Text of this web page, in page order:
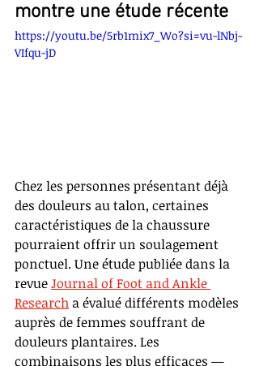
montre une étude récente
https://youtu.be/5rb1mix7_Wo?si=vu-lNbj-
VIfqu-jD
Chez les personnes présentant déjà
des douleurs au talon, certaines
caractéristiques de la chaussure
pourraient offrir un soulagement
ponctuel. Une étude publiée dans la
revueJournal of Foot and Ankle
Research a évalué différents modèles
auprès de femmes souffrant de
douleurs plantaires. Les
combinaisons les plus efficaces —